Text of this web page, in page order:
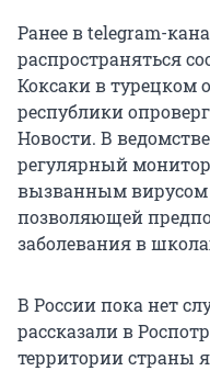
Ранее в telegram-
распространяться
Коксаки в турецком
республики
Новости. В
регулярный
вызванным вирусом
позволяющей
заболевания в
В России пока нет
рассказали в
территории страны